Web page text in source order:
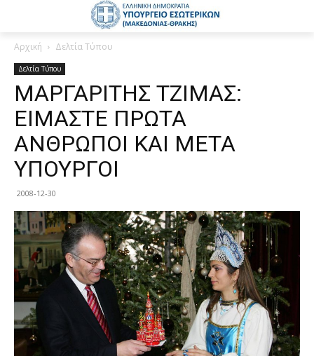
Αρχική Δελτία Τύπου
Δελτία Τύπου
ΜΑΡΓΑΡΙΤΗΣ ΤΖΙΜΑΣ:
ΕΙΜΑΣΤΕ ΠΡΩΤΑ
ΑΝΘΡΩΠΟΙ ΚΑΙ ΜΕΤΑ
ΥΠΟΥΡΓΟΙ
2008-12-30